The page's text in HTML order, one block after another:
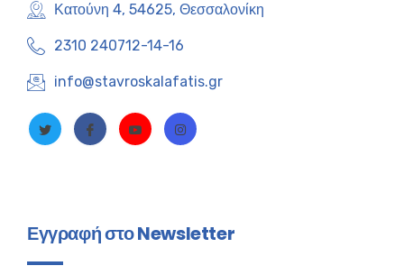
Κατούνη 4, 54625, Θεσσαλονίκη
2310 240712-14-16
info@stavroskalafatis.gr
Εγγραφή στο Newsletter